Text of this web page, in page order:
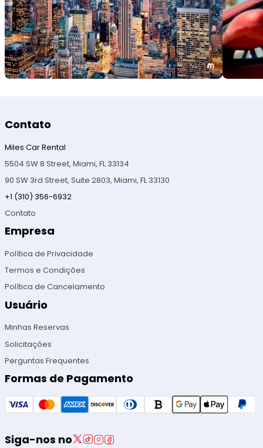
Contato
Miles Car Rental
5504 SW 8 Street, Miami, FL 33134
90 SW 3rd Street, Suite 2803, Miami, FL 33130
+1 (310) 356-6932
Contato
Empresa
Política de Privacidade
Termos e Condições
Política de Cancelamento
Usuário
Minhas Reservas
Solicitações
Perguntas Frequentes
Formas de Pagamento
Siga-nos no